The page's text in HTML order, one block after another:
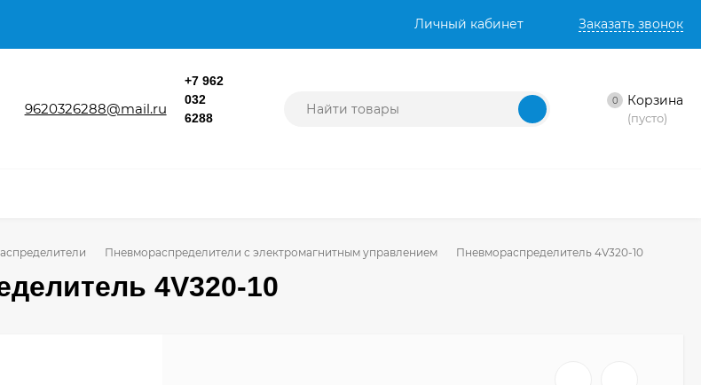
Личный кабинет Заказать звонок
9620326288@mail.ru
+7 962
032
6288
0 Корзина
(пусто)
Пневмораспределители с электромагнитным управлением Пневмораспределитель 4V320-10
4V320-10